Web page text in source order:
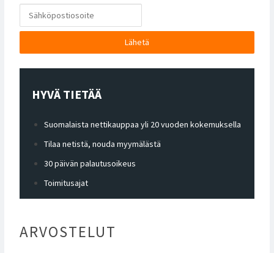
Lähetä
HYVÄ TIETÄÄ
Suomalaista nettikauppaa yli 20 vuoden kokemuksella
Tilaa netistä, nouda myymälästä
30 päivän palautusoikeus
Toimitusajat
ARVOSTELUT